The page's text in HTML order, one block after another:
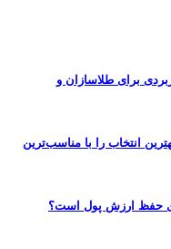
برای طلاسازان و
انتخاب را با مناسب‌ترین
حفظ ارزش پول است؟